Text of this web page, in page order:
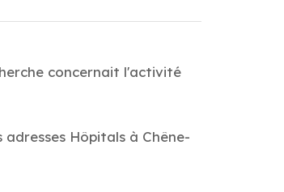
concernait l'activité
Hôpitals à Chêne-